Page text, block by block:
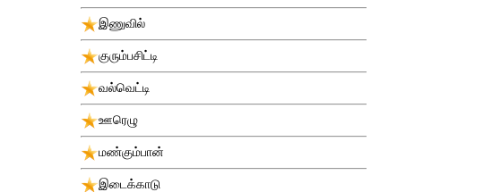
இணுவில்
குரும்பசிட்டி
வல்வெட்டி
ஊரெழு
மண்கும்பான்
இடைக்காடு